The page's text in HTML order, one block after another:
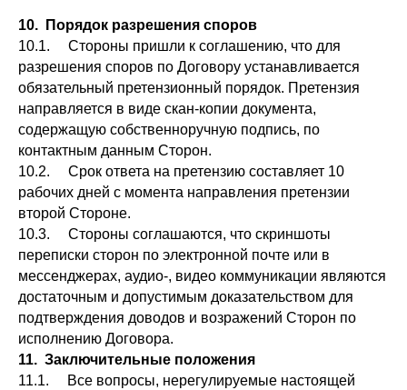
10. Порядок разрешения споров
10.1. Стороны пришли к соглашению, что для
разрешения споров по Договору устанавливается
обязательный претензионный порядок. Претензия
направляется в виде скан-копии документа,
содержащую собственноручную подпись, по
контактным данным Сторон.
10.2. Срок ответа на претензию составляет 10
рабочих дней с момента направления претензии
второй Стороне.
10.3. Стороны соглашаются, что скриншоты
переписки сторон по электронной почте или в
мессенджерах, аудио-, видео коммуникации являются
достаточным и допустимым доказательством для
подтверждения доводов и возражений Сторон по
исполнению Договора.
11. Заключительные положения
11.1. Все вопросы, нерегулируемые настоящей